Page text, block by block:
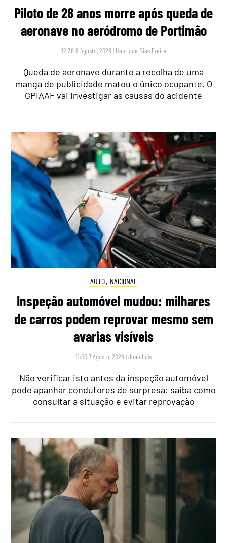
Piloto de 28 anos morre após queda de
aeronave no aeródromo de Portimão
12:36 8 Agosto, 2026 | Henrique Dias Freire
Queda de aeronave durante a recolha de uma
manga de publicidade matou o único ocupante. O
GPIAAF vai investigar as causas do acidente
AUTO, NACIONAL
Inspeção automóvel mudou: milhares
de carros podem reprovar mesmo sem
avarias visíveis
11:00 7 Agosto, 2026 |João Luís
Não verificar isto antes da inspeção automóvel
pode apanhar condutores de surpresa: saiba como
consultar a situação e evitar reprovação